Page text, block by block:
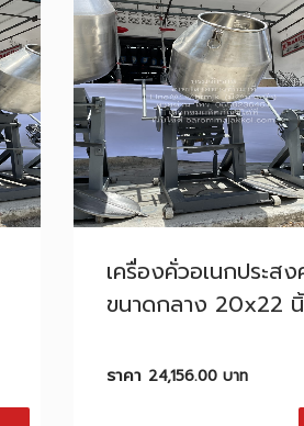
เครื่องคั่วอเนก​ประส
ขนาดกลาง 20x22
ราคา 24,156.00บาท